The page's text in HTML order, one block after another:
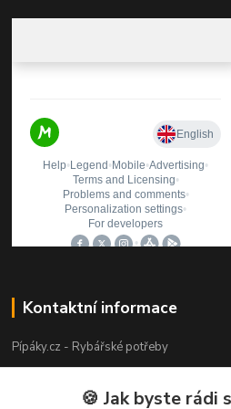
Kontaktní informace
Pípáky.cz - Rybářské potřeby
Zákaznická podpora
🍪 Jak byste rádi